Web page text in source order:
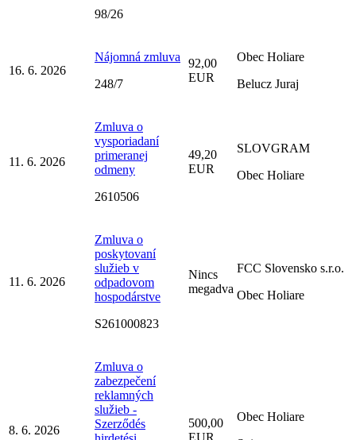
98/26
16. 6. 2026
Nájomná zmluva
248/7
92,00
EUR
Obec Holiare
Belucz Juraj
11. 6. 2026
Zmluva o
vysporiadaní
primeranej
odmeny
2610506
49,20
EUR
SLOVGRAM
Obec Holiare
11. 6. 2026
Zmluva o
poskytovaní
služieb v
odpadovom
hospodárstve
S261000823
Nincs
megadva
FCC Slovensko s.r.o.
Obec Holiare
8. 6. 2026
Zmluva o
zabezpečení
reklamných
služieb -
Szerződés
500,00
EUR
Obec Holiare